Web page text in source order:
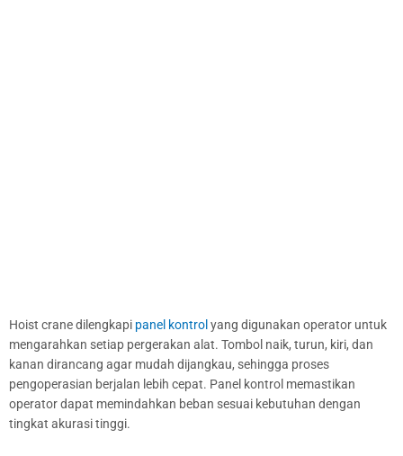
Hoist crane dilengkapi panel kontrol yang digunakan operator untuk
mengarahkan setiap pergerakan alat. Tombol naik, turun, kiri, dan
kanan dirancang agar mudah dijangkau, sehingga proses
pengoperasian berjalan lebih cepat. Panel kontrol memastikan
operator dapat memindahkan beban sesuai kebutuhan dengan
tingkat akurasi tinggi.